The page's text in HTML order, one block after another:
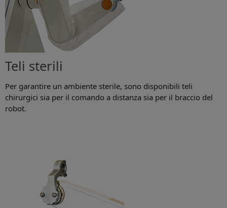
Teli sterili
Per garantire un ambiente sterile, sono disponibili teli
chirurgici sia per il comando a distanza sia per il braccio del
robot.